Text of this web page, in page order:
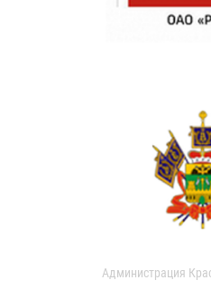
Администрация